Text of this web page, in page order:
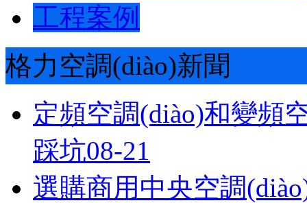
工程案例
格力空調(diào)新聞
定頻空調(diào)和變頻
踩坑08-21
選購商用中央空調